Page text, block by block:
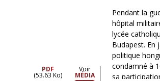
Pendant la
hôpital
lycée
Budapest. En
politique
condamné à
sa
PDF
(53.63 Ko)
Voir
MÉDIA